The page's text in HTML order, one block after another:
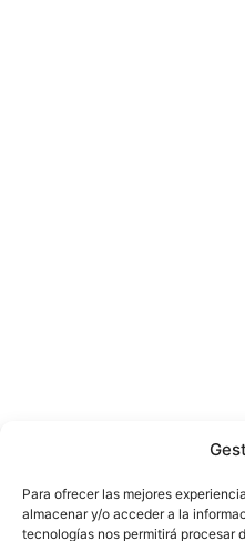
Para ofrecer las mejores
almacenar y/o acceder a la
tecnologías nos permitirá procesar